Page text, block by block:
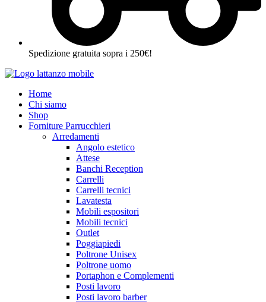
Spedizione gratuita sopra i 250€!
Home
Chi siamo
Shop
Forniture Parrucchieri
Arredamenti
Angolo estetico
Attese
Banchi Reception
Carrelli
Carrelli tecnici
Lavatesta
Mobili espositori
Mobili tecnici
Outlet
Poggiapiedi
Poltrone Unisex
Poltrone uomo
Portaphon e Complementi
Posti lavoro
Posti lavoro barber